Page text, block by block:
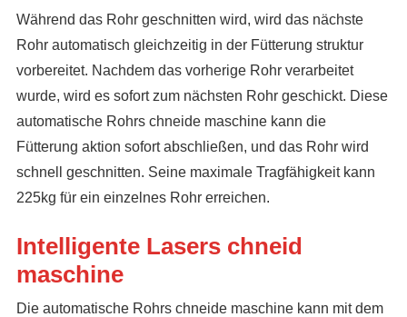
Während das Rohr geschnitten wird, wird das nächste
Rohr automatisch gleichzeitig in der Fütterung struktur
vorbereitet. Nachdem das vorherige Rohr verarbeitet
wurde, wird es sofort zum nächsten Rohr geschickt. Diese
automatische Rohrs chneide maschine kann die
Fütterung aktion sofort abschließen, und das Rohr wird
schnell geschnitten. Seine maximale Tragfähigkeit kann
225kg für ein einzelnes Rohr erreichen.
Intelligente Lasers chneid
maschine
Die automatische Rohrs chneide maschine kann mit dem